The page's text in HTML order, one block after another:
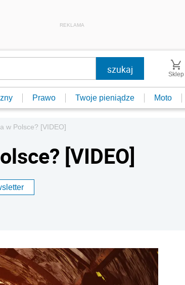
REKLAMA
Sklep
Prawo Twoje pieniądze Moto
w Polsce? [VIDEO]
[VIDEO]